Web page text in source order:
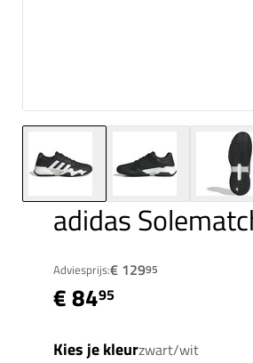
adidas
Adviesprijs:€ 12995
€ 8495
Kies je kleurzwart/wit